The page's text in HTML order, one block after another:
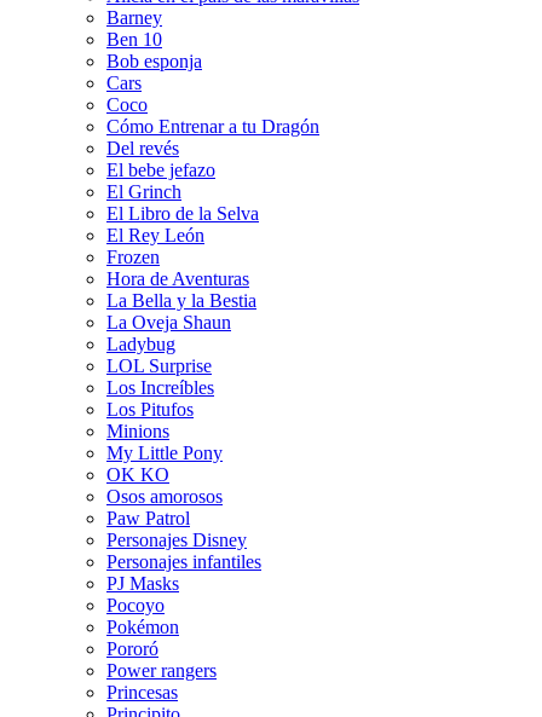
Barney
Ben 10
Bob esponja
Cars
Coco
Cómo Entrenar a tu Dragón
Del revés
El bebe jefazo
El Grinch
El Libro de la Selva
El Rey León
Frozen
Hora de Aventuras
La Bella y la Bestia
La Oveja Shaun
Ladybug
LOL Surprise
Los Increíbles
Los Pitufos
Minions
My Little Pony
OK KO
Osos amorosos
Paw Patrol
Personajes Disney
Personajes infantiles
PJ Masks
Pocoyo
Pokémon
Pororó
Power rangers
Princesas